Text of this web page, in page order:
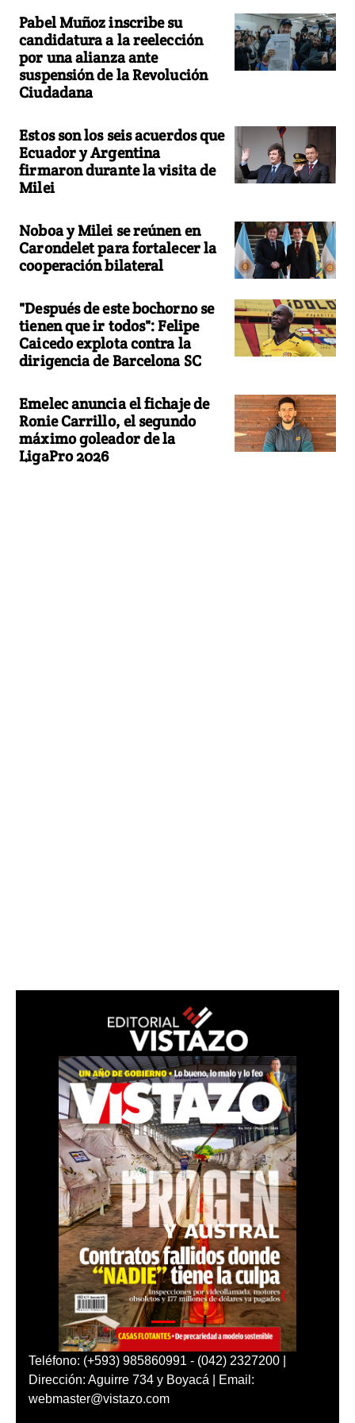
Pabel Muñoz inscribe su
candidatura a la reelección
por una alianza ante
suspensión de la Revolución
Ciudadana
Estos son los seis acuerdos que
Ecuador y Argentina
firmaron durante la visita de
Milei
Noboa y Milei se reúnen en
Carondelet para fortalecer la
cooperación bilateral
"Después de este bochorno se
tienen que ir todos": Felipe
Caicedo explota contra la
dirigencia de Barcelona SC
Emelec anuncia el fichaje de
Ronie Carrillo, el segundo
máximo goleador de la
LigaPro 2026
Teléfono: (+593) 985860991 - (042) 2327200 |
Dirección: Aguirre 734 y Boyacá | Email:
webmaster@vistazo.com